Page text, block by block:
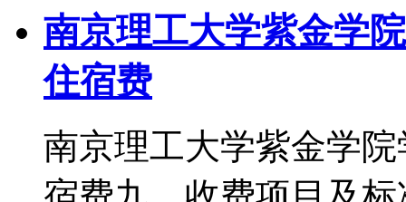
南京理工大学紫金学
住宿费
南京理工大学紫金学